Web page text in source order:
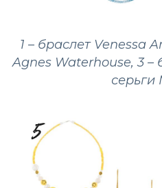
1 – браслет Venessa
Agnes Waterhouse, 3 –
серьги